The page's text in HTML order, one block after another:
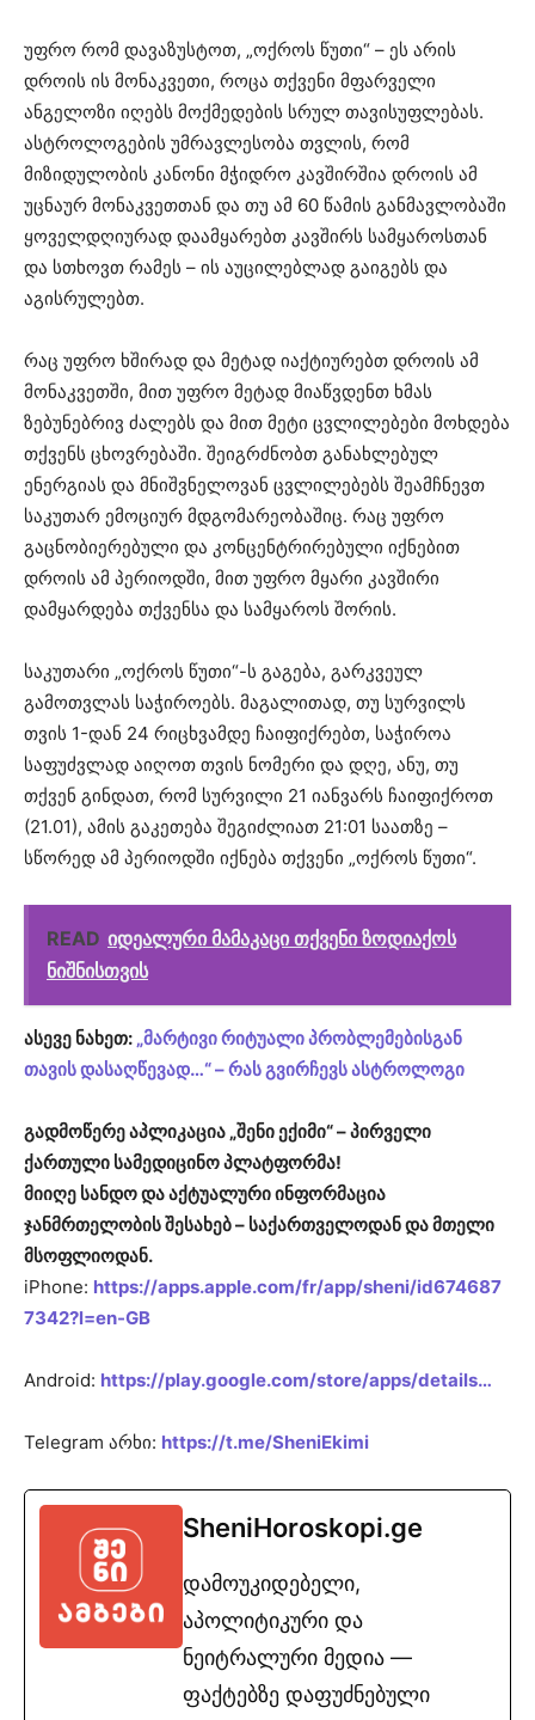
უფრო რომ დავაზუსტოთ, „ოქროს წუთი“ – ეს არის
დროის ის მონაკვეთი, როცა თქვენი მფარველი
ანგელოზი იღებს მოქმედების სრულ თავისუფლებას.
ასტროლოგების უმრავლესობა თვლის, რომ
მიზიდულობის კანონი მჭიდრო კავშირშია დროის ამ
უცნაურ მონაკვეთთან და თუ ამ 60 წამის განმავლობაში
ყოველდღიურად დაამყარებთ კავშირს სამყაროსთან
და სთხოვთ რამეს – ის აუცილებლად გაიგებს და
აგისრულებთ.
რაც უფრო ხშირად და მეტად იაქტიურებთ დროის ამ
მონაკვეთში, მით უფრო მეტად მიაწვდენთ ხმას
ზებუნებრივ ძალებს და მით მეტი ცვლილებები მოხდება
თქვენს ცხოვრებაში. შეიგრძნობთ განახლებულ
ენერგიას და მნიშვნელოვან ცვლილებებს შეამჩნევთ
საკუთარ ემოციურ მდგომარეობაშიც. რაც უფრო
გაცნობიერებული და კონცენტრირებული იქნებით
დროის ამ პერიოდში, მით უფრო მყარი კავშირი
დამყარდება თქვენსა და სამყაროს შორის.
საკუთარი „ოქროს წუთი“-ს გაგება, გარკვეულ
გამოთვლას საჭიროებს. მაგალითად, თუ სურვილს
თვის 1-დან 24 რიცხვამდე ჩაიფიქრებთ, საჭიროა
საფუძვლად აიღოთ თვის ნომერი და დღე, ანუ, თუ
თქვენ გინდათ, რომ სურვილი 21 იანვარს ჩაიფიქროთ
(21.01), ამის გაკეთება შეგიძლიათ 21:01 საათზე –
სწორედ ამ პერიოდში იქნება თქვენი „ოქროს წუთი“.
READ იდეალური მამაკაცი თქვენი ზოდიაქოს
ნიშნისთვის
ასევე ნახეთ: „მარტივი რიტუალი პრობლემებისგან
თავის დასაღწევად…“ – რას გვირჩევს ასტროლოგი
გადმოწერე აპლიკაცია „შენი ექიმი“ – პირველი
ქართული სამედიცინო პლატფორმა!
მიიღე სანდო და აქტუალური ინფორმაცია
ჯანმრთელობის შესახებ – საქართველოდან და მთელი
მსოფლიოდან.
iPhone: https://apps.apple.com/fr/app/sheni/id674687
7342?l=en-GB
Android: https://play.google.com/store/apps/details…
Telegram არხი: https://t.me/SheniEkimi
SheniHoroskopi.ge
დამოუკიდებელი,
აპოლიტიკური და
ნეიტრალური მედია —
ფაქტებზე დაფუძნებული